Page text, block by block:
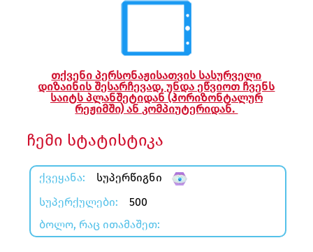
თქვენი პერსონაჟისათვის სასურველი
დიზაინის შესარჩევად, უნდა ეწვიოთ ჩვენს
საიტს პლანშეტიდან (ჰორიზონტალურ
რეჟიმში) ან კომპიუტერიდან.
ჩემი სტატისტიკა
ᲥᲕᲔᲧᲐᲜᲐ:
სუპერწიგნი
ᲡᲣᲞᲔᲠᲥᲣᲚᲔᲑᲘ:
500
ᲑᲝᲚᲝ, ᲠᲐᲪ ᲘᲗᲐᲛᲐᲨᲔᲗ: